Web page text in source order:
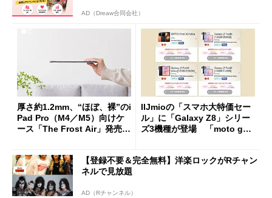
AD（Dreaw合同会社）
厚さ約1.2mm、“ほぼ、裸”のi
Pad Pro（M4／M5）向けケ
ース「The Frost Air」発売
IIJmioの「スマホ大特価セー
ル」に「Galaxy Z8」シリー
ズ3機種が登場 「moto g37
【登録不要＆完全無料】洋楽ロックがRチャン
ネルで見放題
AD（Rチャンネル）